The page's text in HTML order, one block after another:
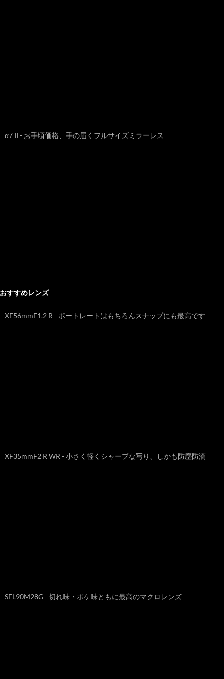
α7 II - お手頃価格、手の届くフルサイズミラーレス
おすすめレンズ
XF56mmF1.2 R - ポートレートはもちろんスナップにも最高です
XF35mmF2 R WR - 小さく軽くシャープな写り、しかも防塵防滴
SEL90M28G - 切れ味・ボケ味ともに最高のマクロレンズ